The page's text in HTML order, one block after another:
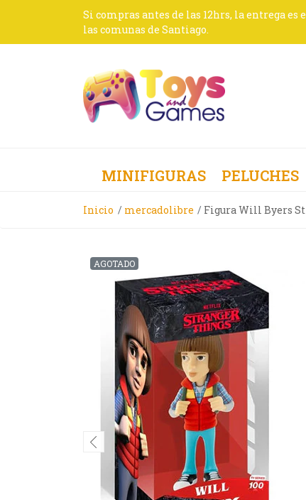
Si compras antes de las 12hrs, la entrega
las comunas de Santiago.
MINIFIGURAS PELUCHES
Inicio mercadolibre Figura Will Byers
AGOTADO